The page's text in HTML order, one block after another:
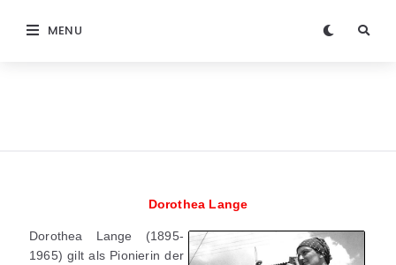
MENU
Dorothea Lange
Dorothea Lange (1895-
1965) gilt als Pionierin der